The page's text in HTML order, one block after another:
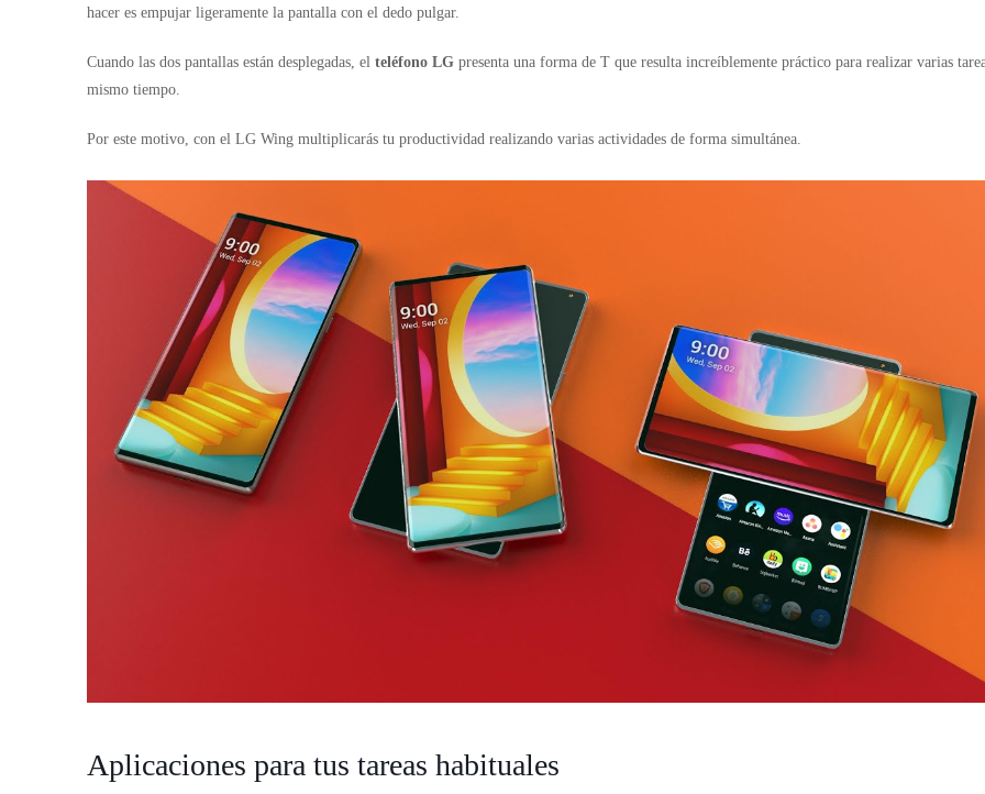
hacer es empujar ligeramente la pantalla con el dedo pulgar.
Cuando las dos pantallas están desplegadas, el teléfono LG presenta una forma de T que resulta increíblemente práctico para realizar varias
mismo tiempo.
Por este motivo, con el LG Wing multiplicarás tu productividad realizando varias actividades de forma simultánea.
Aplicaciones para tus tareas habituales